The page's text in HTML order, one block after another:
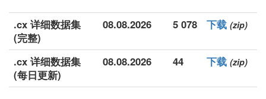
.cx 详细数据集
(完整)
08.08.2026 5 078 下载 (zip)
.cx 详细数据集
(每日更新)
08.08.2026 44 下载 (zip)